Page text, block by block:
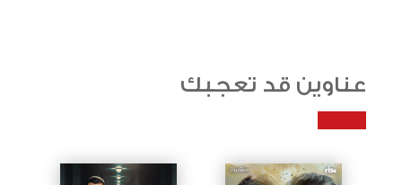
عناوين قد تعجبك